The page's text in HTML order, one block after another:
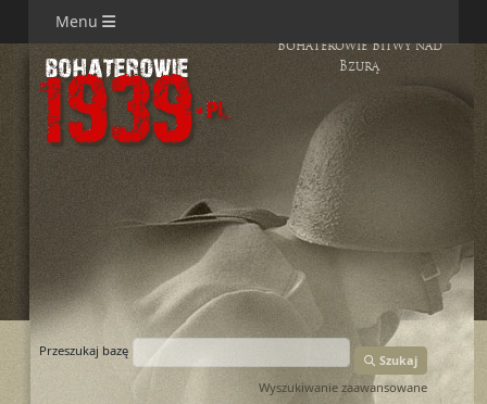
Menu
Bohaterowie Bitwy nad
Bzurą
Przeszukaj bazę
Szukaj
Wyszukiwanie zaawansowane